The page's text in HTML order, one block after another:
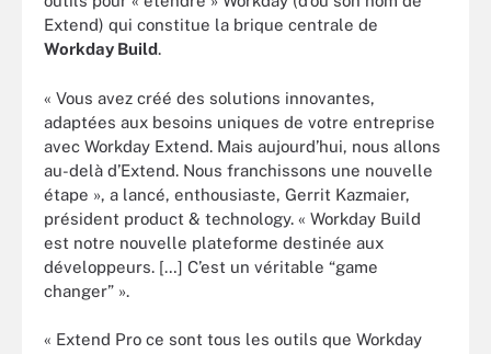
Extend) qui constitue la brique centrale de
Workday Build.
« Vous avez créé des solutions innovantes,
adaptées aux besoins uniques de votre entreprise
avec Workday Extend. Mais aujourd’hui, nous allons
au-delà d’Extend. Nous franchissons une nouvelle
étape », a lancé, enthousiaste, Gerrit Kazmaier,
président product & technology. « Workday Build
est notre nouvelle plateforme destinée aux
développeurs. […] C’est un véritable “game
changer” ».
« Extend Pro ce sont tous les outils que Workday